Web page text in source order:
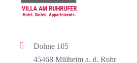
Dohne 105
45468 Mülheim a. d. Ruhr